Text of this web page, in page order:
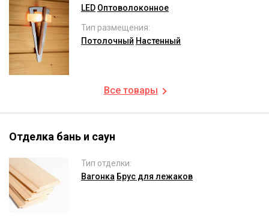
LED Оптоволоконное
Тип размещения:
Потолочный Настенный
Все товары
Отделка бань и саун
Тип отделки:
Вагонка Брус для лежаков